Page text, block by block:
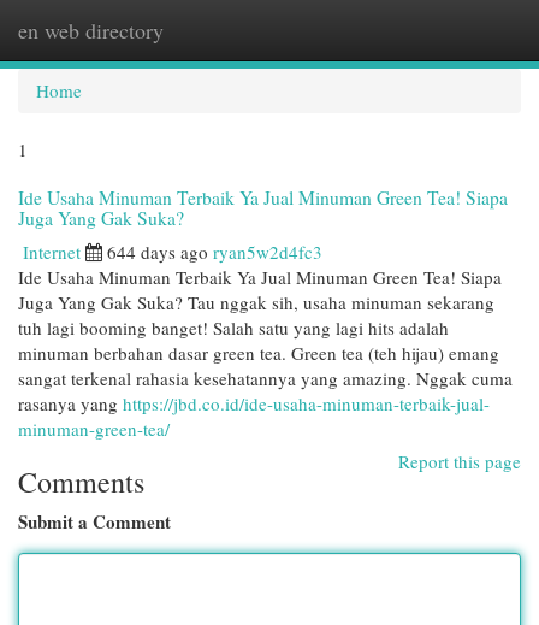
en web directory
Home
1
Ide Usaha Minuman Terbaik Ya Jual Minuman Green Tea! Siapa
Juga Yang Gak Suka?
Internet 644 days ago ryan5w2d4fc3
Ide Usaha Minuman Terbaik Ya Jual Minuman Green Tea! Siapa
Juga Yang Gak Suka? Tau nggak sih, usaha minuman sekarang
tuh lagi booming banget! Salah satu yang lagi hits adalah
minuman berbahan dasar green tea. Green tea (teh hijau) emang
sangat terkenal rahasia kesehatannya yang amazing. Nggak cuma
rasanya yang https://jbd.co.id/ide-usaha-minuman-terbaik-jual-
minuman-green-tea/
Report this page
Comments
Submit a Comment